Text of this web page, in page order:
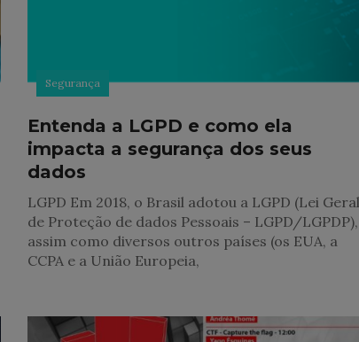
Segurança
Entenda a LGPD e como ela
impacta a segurança dos seus
dados
LGPD Em 2018, o Brasil adotou a LGPD (Lei
de Proteção de dados Pessoais – LGPD/LGPDP),
assim como diversos outros países (os EUA, a
CCPA e a União Europeia,